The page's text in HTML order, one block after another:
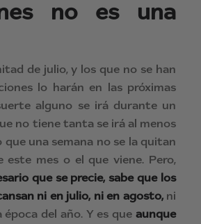
no es una
de julio, y los que no se han
lo harán en las próximas
alguno se irá durante un
no tiene tanta se irá al menos
que una semana no se la quitan
este mes o el que viene. Pero,
que se precie, sabe que los
ni en julio, ni en agosto,ni
del año. Y es que aunque